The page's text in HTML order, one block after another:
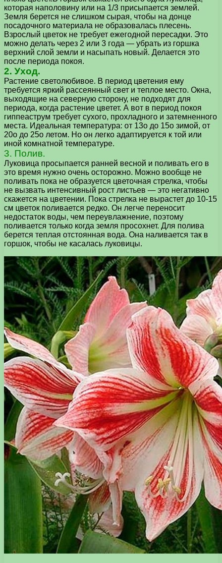
которая наполовину или на 1/3 присыпается землей.
Земля берется не слишком сырая, чтобы на донце
посадочного материала не образовалась плесень.
Взрослый цветок не требует ежегодной пересадки. Это
можно делать через 2 или 3 года — убрать из горшка
верхний слой земли и насыпать новый. Делается это
после периода покоя.
2. Уход.
Растение светолюбивое. В период цветения ему
требуется яркий рассеянный свет и теплое место. Окна,
выходящие на северную сторону, не подходят для
периода, когда растение цветет. А вот в период покоя
гиппеаструм требует сухого, прохладного и затемненного
места. Идеальная температура: от 13о до 15о зимой, от
20о до 25о летом. Но он легко адаптируется к той или
иной комнатной температуре.
3. Полив.
Луковица просыпается ранней весной и поливать его в
это время нужно очень осторожно. Можно вообще не
поливать пока не образуется цветочная стрелка, чтобы
не вызвать интенсивный рост листьев — это негативно
скажется на цветении. Пока стрелка не вырастет до 10-15
см цветок поливается редко. Он легче переносит
недостаток воды, чем переувлажнение, поэтому
поливается только когда земля просохнет. Для полива
берется теплая отстоянная вода. Она наливается так в
горшок, чтобы не касалась луковицы.